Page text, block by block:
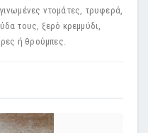
ντομάτες, τρυφερά,
τους, ξερό κρεμμύδι,
ή θρούμπες.